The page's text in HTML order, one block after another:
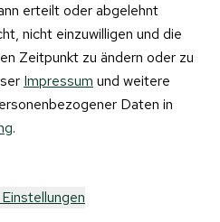
erteilt oder abgelehnt
nicht einzuwilligen und die
Zeitpunkt zu ändern oder zu
Impressum und weitere
Daten in
.